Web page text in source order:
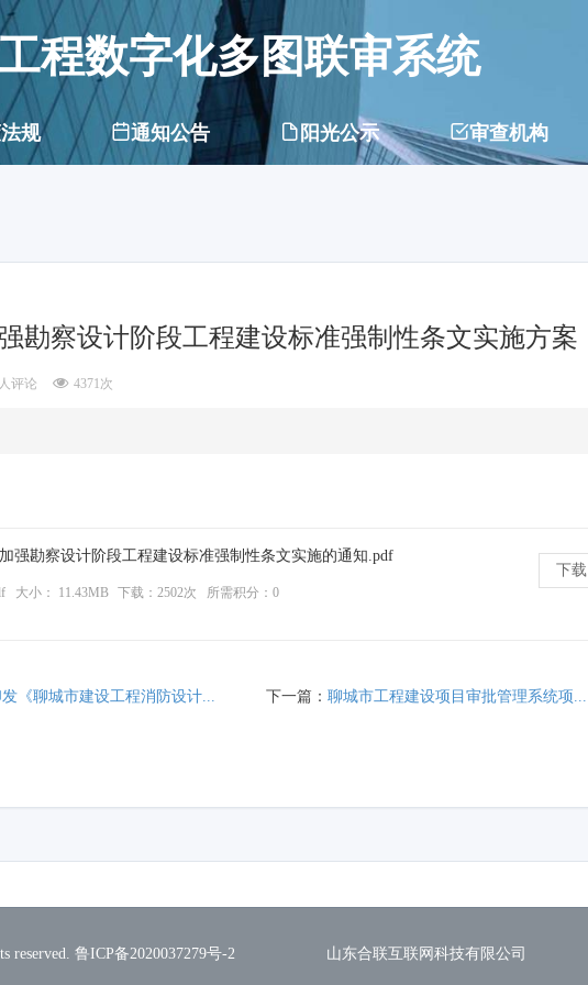
程数字化多图联审系统
规 通知公告 阳光公示 审查机构
勘察设计阶段工程建设标准强制性条文实施方案
评论 4371次
下载
强勘察设计阶段工程建设标准强制性条文实施的通知.pdf
大小： 11.43MB 下载： 2502次 所需积分：0
《聊城市建设工程消防设计... 下一篇： 聊城市工程建设项目审批管理系统项...
山东合联互联网科技有限公司
reserved. 鲁ICP备2020037279号-2